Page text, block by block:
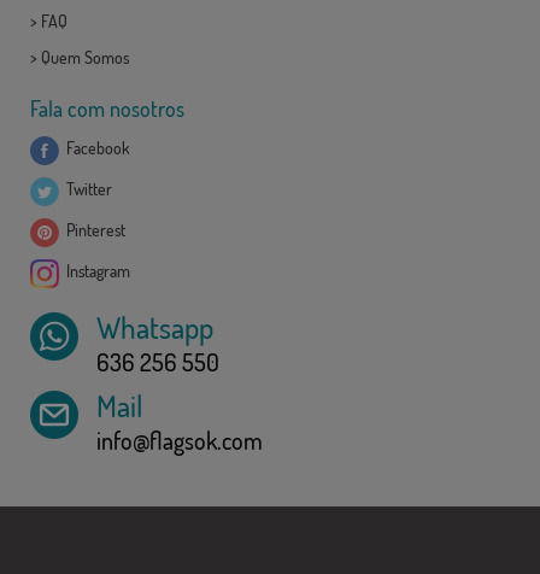
> FAQ
> Quem Somos
Fala com nosotros
Facebook
Twitter
Pinterest
Instagram
Whatsapp
636 256 550
Mail
info@flagsok.com